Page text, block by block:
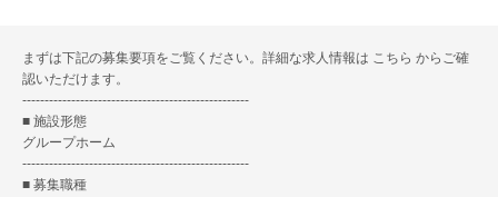
まずは下記の募集要項をご覧ください。詳細な求人情報は こちら からご確
認いただけます。
---------------------------------------------------
■ 施設形態
グループホーム
---------------------------------------------------
■ 募集職種